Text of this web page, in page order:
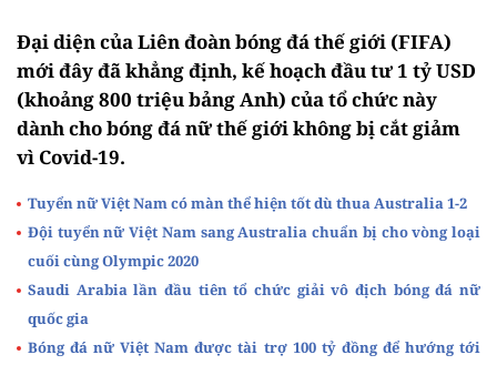
Đại diện của Liên đoàn bóng đá thế giới (FIFA)
mới đây đã khẳng định, kế hoạch đầu tư 1 tỷ USD
(khoảng 800 triệu bảng Anh) của tổ chức này
dành cho bóng đá nữ thế giới không bị cắt giảm
vì Covid-19.
Tuyển nữ Việt Nam có màn thể hiện tốt dù thua Australia 1-2
Đội tuyển nữ Việt Nam sang Australia chuẩn bị cho vòng loại
cuối cùng Olympic 2020
Saudi Arabia lần đầu tiên tổ chức giải vô địch bóng đá nữ
quốc gia
Bóng đá nữ Việt Nam được tài trợ 100 tỷ đồng để hướng tới